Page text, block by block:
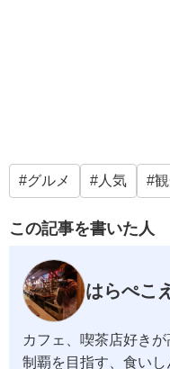
グルメ 人気
この記事を書いた人
はらぺこ
カフェ、喫茶店好き
制覇を目指す、食い